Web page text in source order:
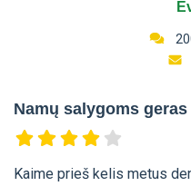
Namų salygoms geras
Kaime prieš kelis metus